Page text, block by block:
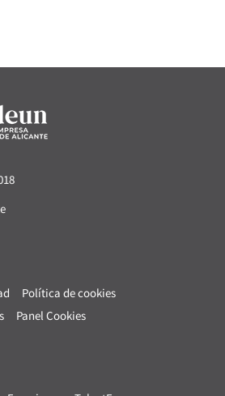
Política de cookies
Panel Cookies